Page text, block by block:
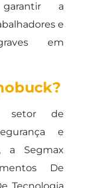
a
e
em
setor de
e
a Segmax
De